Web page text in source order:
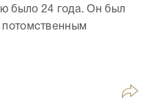
было 24 года. Он был